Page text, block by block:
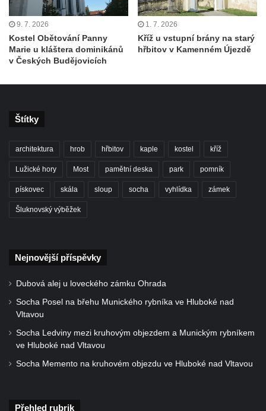
Hrobová kaple rodiny Hrubých I. na
hřbitově v Kralupech nad Vltavou
Hrobová kaple rodiny Pejškovy na hřbitově
v Kralupech nad Vltavou
Vehlovicích
Skalní kaple Navštívení Panny Marie v
Skalní kaple svatého Antonína v Antonínově
údolí u Mařenic
Skalní kaple nad Hamerským potokem v
Antonínově údolí u Mařenic
Kostel svatých Petra a Pavla v Horním
Prysku
Skalní kaple v zahradě domu čp. 48 za
9. 7. 2026
Kostel Obětování Panny
Marie u kláštera dominikánů
v Českých Budějovicích
1. 7. 2026
Kříž u vstupní brány na starý
hřbitov v Kamenném Újezdě
Štítky
architektura hrob hřbitov kaple kostel kříž
Lužické hory Most pamětní deska park pomník
pískovec skála sloup socha vyhlídka zámek
Šluknovský výběžek
Nejnovější příspěvky
Dubová alej u loveckého zámku Ohrada
Socha Posel na břehu Munického rybníka ve Hluboké nad
Vltavou
Socha Ledviny mezi kruhovým objezdem a Munickým rybníkem
ve Hluboké nad Vltavou
Socha Memento na kruhovém objezdu ve Hluboké nad Vltavou
Přehled rubrik